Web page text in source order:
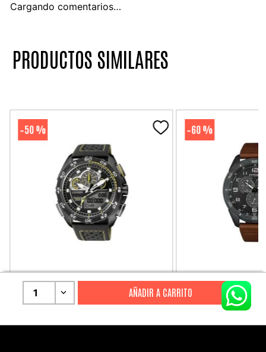
Cargando comentarios…
PRODUCTOS SIMILARES
-50 %
CITIZEN
Reloj Citizen Para Hombre
S/2199.00
-60 %
CITIZEN
Reloj Hombre
AT2447-01E
S/1279.00
1